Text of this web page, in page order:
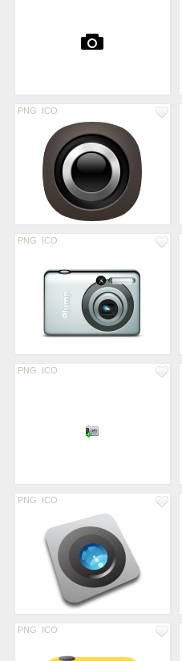
PNG ICO
PNG ICO
PNG ICO
PNG ICO
PNG ICO